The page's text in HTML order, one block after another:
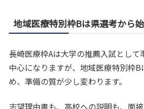
地域医療特別枠Bは県選考から
長崎医療枠Aは大学の推薦入試として
中心になりますが、地域医療特別枠
め、準備の質が少し変わります。
志望理由書も、高校への説明も、面